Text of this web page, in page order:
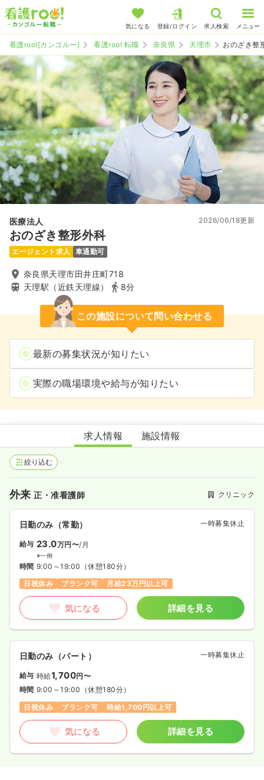
気になる 登録/ログイン 求人検索 メニュー
看護roo![カンゴルー] 看護roo! 転職 奈良県 天理市 おのざき整
医療法人
おのざき整形外科
2026/06/18更新
エージェント求人 車通勤可
奈良県天理市田井庄町718
天理駅（近鉄天理線）
8分
この施設について問い合わせる
最新の募集状況が知りたい
実際の職場環境や給与が知りたい
おのざき整形外科
求人情報 施設情報
絞り込む
外来正・准看護師 クリニック
日勤のみ（常勤） 一時募集休止
給与 23.0万円〜/月
※一例
時間 9:00～19:00 （休憩180分）
日祝休み
ブランク可 月給23万円以上可
気になる 詳細を見る
日勤のみ（パート） 一時募集休止
給与 時給1,700円〜
時間 9:00～19:00 （休憩180分）
日祝休み
ブランク可 時給1,700円以上可
気になる 詳細を見る